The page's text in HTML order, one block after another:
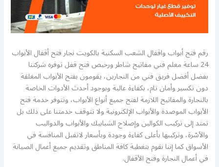
رقم فتح أبواب واقفال الشعب السكنية بالكويت نجار فتح أقفال الأبواب
24 ساعة معلم فني مفاتيح شاطر ورخيص فتح قفل توفره شركتنا
بفضل أفضل فريق فني من النجارين، يقومون بفتح الأبواب المغلقة
دون تكسير وأمان تام، بكفاءة عالية وبوجود أحدث الأدوات الخاصة
بالنجارة والمفاتيح اللازمة لفتح جميع أنواع الأبواب، وتتوفر خدمة فتح
الأبواب الموصدة والأبواب الإلكترونية ولا تتوقف خدمتنا على ذلك بل
تمتد إلى تركيب الكوالين وإصلاح الشبابيك والأبواب والدواليب
والأسّرة، وتركيبها بأعلى كفاءة وجودة وبأسعار لاتقبل المنافسة في
الأسواق كما إننا نقوم بتغطية كافة المناطق وتقديم جميع أعمال الصيانة
في أعمال النجارة وفتح الأقفال.